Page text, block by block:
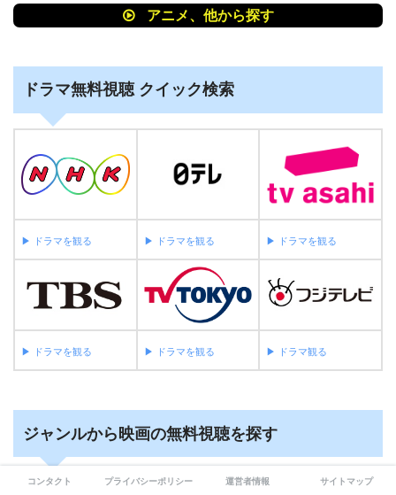
映画 ズタボロ 動画フル無料視聴！
新情報
Pandora/Dailymotion/9tsu動画配信サービス最
新情報
映画 鋼の錬金術師(実写) 動画フル無料視聴！
Pandora/Dailymotion/openload動画配信サイ
ト最新情報
映画 仮面ライダーディケイド オールライダー
対大ショッカー 動画フル無料視聴！
Pandora/Dailymotion/9tsu動画配信サービス最
新情報
Pandora/Dailymotion/9tsu動画配信サービス最
新情報
アニメ、他から探す
ドラマ無料視聴 クイック検索
▶︎ ドラマを観る ▶︎ ドラマを観る ▶︎ ドラマを観る
▶︎ ドラマを観る ▶︎ ドラマを観る ▶︎ ドラマ観る
ジャンルから映画の無料視聴を探す
♬＋マークをタップすると検索できます♬
コンタクト プライバシーポリシー 運営者情報 サイトマップ